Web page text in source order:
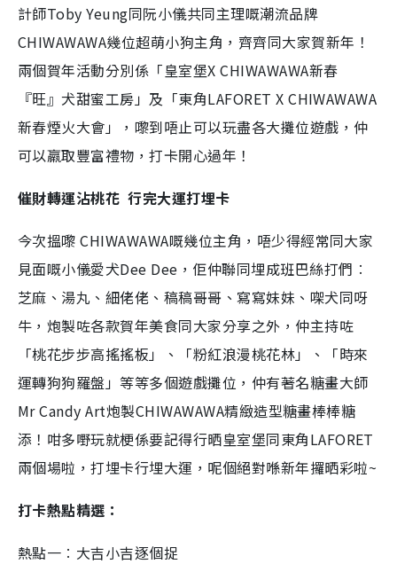
計師Toby Yeung同阮小儀共同主理嘅潮流品牌
CHIWAWAWA幾位超萌小狗主角，齊齊同大家賀新年 ！
兩個賀年活動分別係「皇室堡X CHIWAWAWA新春
『旺』犬甜蜜工房」及「東角LAFORET X CHIWAWAWA
新春煙火大會」，嚟到唔止可以玩盡各大攤位遊戲，仲
可以羸取豐富禮物，打卡開心過年！
催財轉運沾桃花 行完大運打埋卡
今次搵嚟 CHIWAWAWA嘅幾位主角，唔少得經常同大家
見面嘅小儀愛犬Dee Dee ，佢仲聯同埋成班巴絲打們︰
芝麻、湯丸、細佬佬、稿稿哥哥、寫寫妹妹、㗎犬同呀
牛，炮製咗各款賀年美食同大家分享之外，仲主持咗
「桃花步步高搖搖板」、「粉紅浪漫桃花林」、「時來
運轉狗狗羅盤」等等多個遊戲攤位，仲有著名糖畫大師
Mr Candy Art炮製CHIWAWAWA精緻造型糖畫棒棒糖
添！咁多嘢玩就梗係要記得行晒皇室堡同東角LAFORET
兩個場啦，打埋卡行埋大運，呢個絕對喺新年攞晒彩啦~
打卡熱點精選：
熱點一︰ 大吉小吉逐個捉